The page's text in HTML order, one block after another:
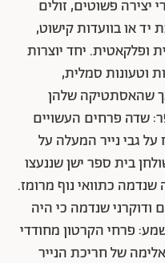
יצירה פשוטים, זולים
יד או בוועדות קישוט,
ופלקאטית. יחד יוצרות
וטעונות סמלית,
שהאסתטיקה שלהן
שדה פרחים העשויים
על גבי נייר המעלה על
בית ספר ישן שננעצו
כתוואי נוף מרומז.
ודוקרני שנדמה כי היה
פרחי הקרטון מחודדי
של חריכת הנייר